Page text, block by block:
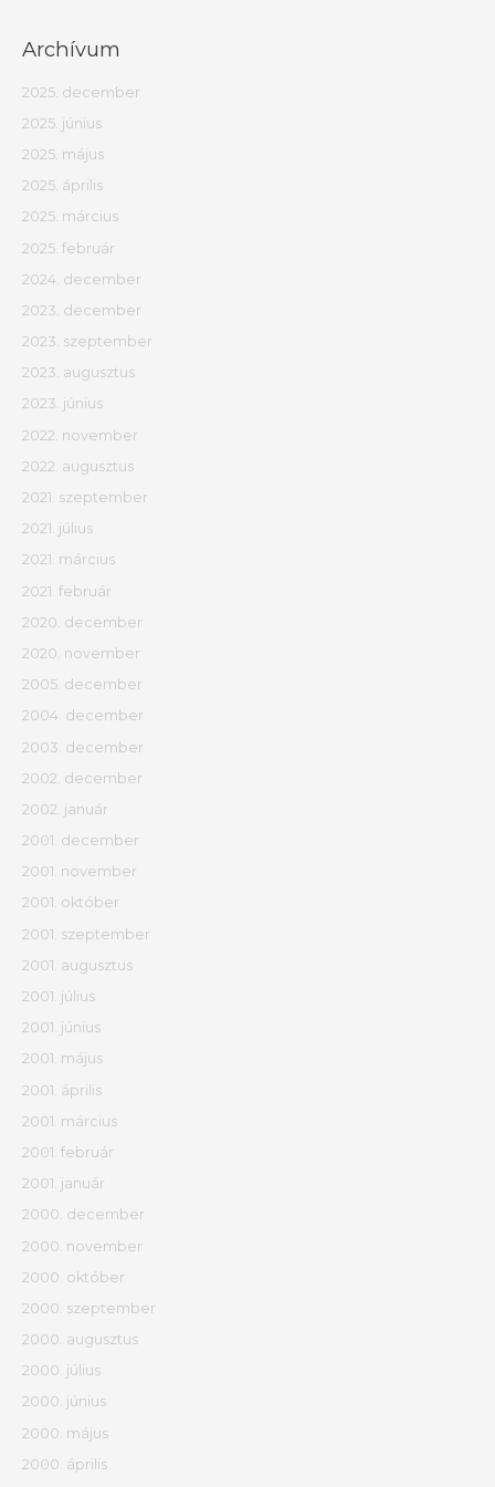
Archívum
2025. december
2025. június
2025. május
2025. április
2025. március
2025. február
2024. december
2023. december
2023. szeptember
2023. augusztus
2023. június
2022. november
2022. augusztus
2021. szeptember
2021. július
2021. március
2021. február
2020. december
2020. november
2005. december
2004. december
2003. december
2002. december
2002. január
2001. december
2001. november
2001. október
2001. szeptember
2001. augusztus
2001. július
2001. június
2001. május
2001. április
2001. március
2001. február
2001. január
2000. december
2000. november
2000. október
2000. szeptember
2000. augusztus
2000. július
2000. június
2000. május
2000. április